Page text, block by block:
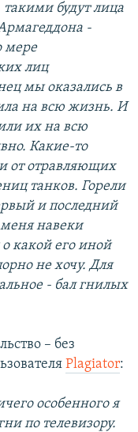
будут лица
-
мере
лиц
мы оказались в
на всю жизнь. И
их на всю
Какие-то
от отравляющих
танков. Горели
и последний
меня навеки
какой его иной
не хочу. Для
- бал гнилых
– без
Plagiator:
особенного я
по телевизору.